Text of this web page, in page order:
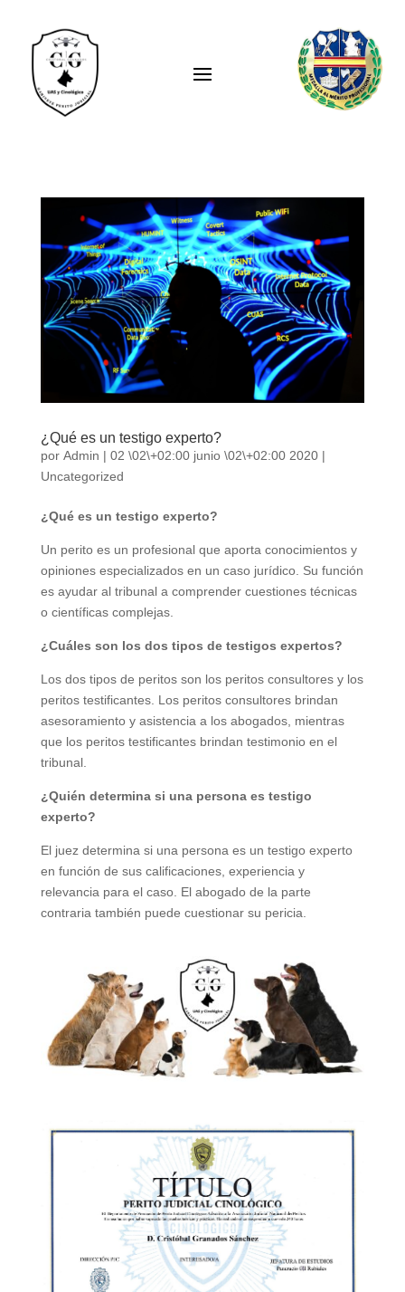
¿Qué es un testigo experto?
por Admin | 02 \02\+02:00 junio \02\+02:00 2020|
Uncategorized
¿Qué es un testigo experto?
Un perito es un profesional que aporta conocimientos y
opiniones especializados en un caso jurídico. Su función
es ayudar al tribunal a comprender cuestiones técnicas
o científicas complejas.
¿Cuáles son los dos tipos de testigos expertos?
Los dos tipos de peritos son los peritos consultores y los
peritos testificantes. Los peritos consultores brindan
asesoramiento y asistencia a los abogados, mientras
que los peritos testificantes brindan testimonio en el
tribunal.
¿Quién determina si una persona es testigo
experto?
El juez determina si una persona es un testigo experto
en función de sus calificaciones, experiencia y
relevancia para el caso. El abogado de la parte
contraria también puede cuestionar su pericia.